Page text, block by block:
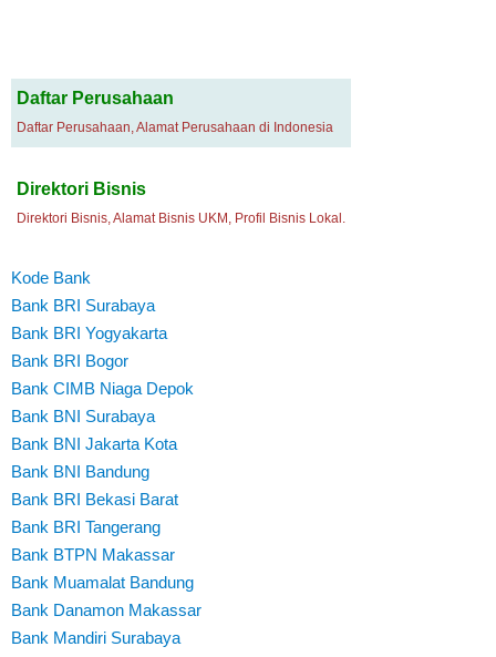
Daftar Perusahaan
Daftar Perusahaan, Alamat Perusahaan di Indonesia
Direktori Bisnis
Direktori Bisnis, Alamat Bisnis UKM, Profil Bisnis Lokal.
Kode Bank
Bank BRI Surabaya
Bank BRI Yogyakarta
Bank BRI Bogor
Bank CIMB Niaga Depok
Bank BNI Surabaya
Bank BNI Jakarta Kota
Bank BNI Bandung
Bank BRI Bekasi Barat
Bank BRI Tangerang
Bank BTPN Makassar
Bank Muamalat Bandung
Bank Danamon Makassar
Bank Mandiri Surabaya